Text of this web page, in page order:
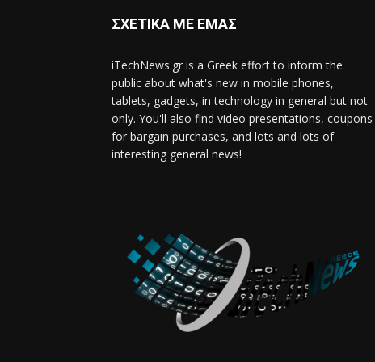
ΣΧΕΤΙΚΑ ΜΕ ΕΜΑΣ
iTechNews.gr is a Greek effort to inform the
public about what's new in mobile phones,
tablets, gadgets, in technology in general but not
only. You'll also find video presentations, coupons
for bargain purchases, and lots and lots of
interesting general news!